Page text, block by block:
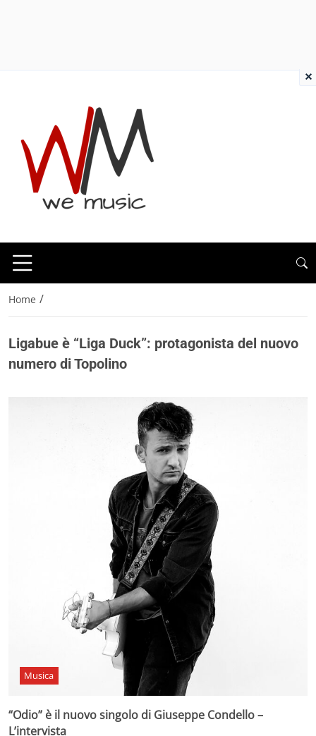
Home /
Ligabue è “Liga Duck”: protagonista del nuovo
numero di Topolino
Musica
“Odio” è il nuovo singolo di Giuseppe Condello –
L’intervista
×